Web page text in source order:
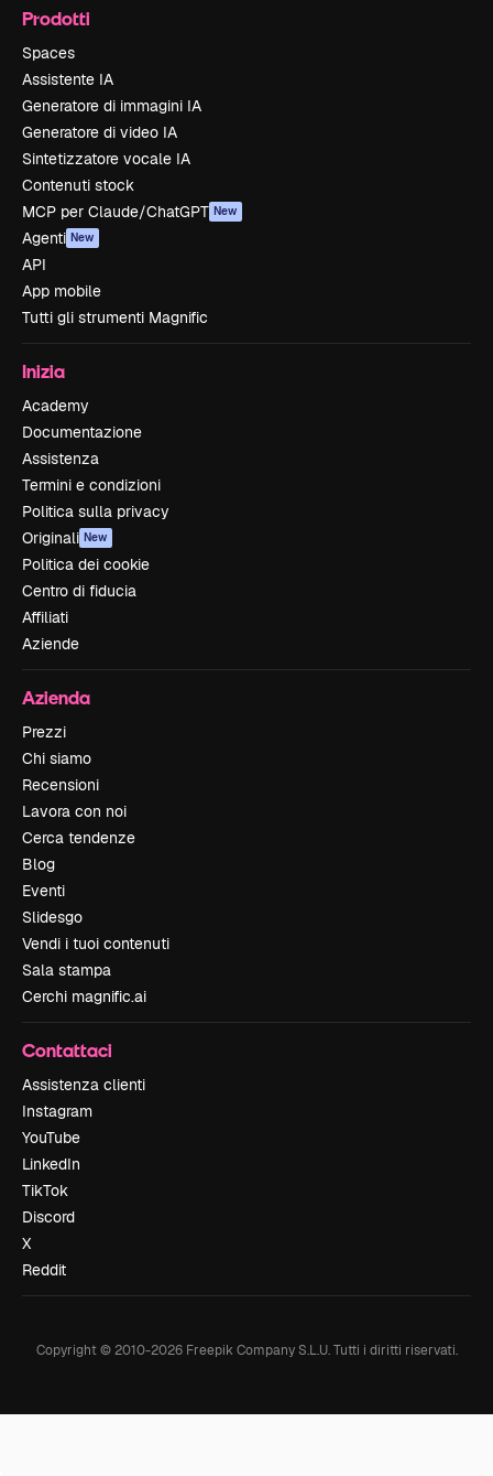
Prodotti
Spaces
Assistente IA
Generatore di immagini IA
Generatore di video IA
Sintetizzatore vocale IA
Contenuti stock
MCP per Claude/ChatGPT New
Agenti New
API
App mobile
Tutti gli strumenti Magnific
Inizia
Academy
Documentazione
Assistenza
Termini e condizioni
Politica sulla privacy
Originali New
Politica dei cookie
Centro di fiducia
Affiliati
Aziende
Azienda
Prezzi
Chi siamo
Recensioni
Lavora con noi
Cerca tendenze
Blog
Eventi
Slidesgo
Vendi i tuoi contenuti
Sala stampa
Cerchi magnific.ai
Contattaci
Assistenza clienti
Instagram
YouTube
LinkedIn
TikTok
Discord
X
Reddit
Copyright © 2010-2026Freepik Company S.L.U. Tutti i diritti riservati.